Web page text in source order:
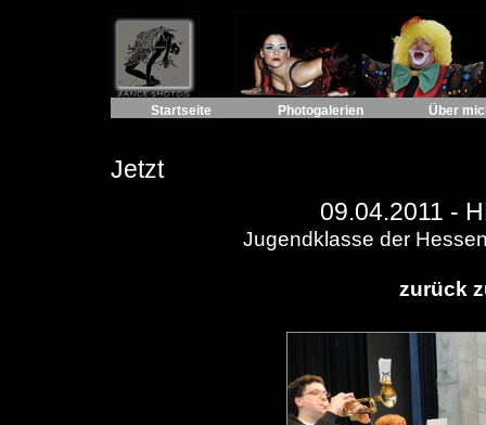
Startseite Photogalerien Über
Jetzt
09.04.2011 -
Jugendklasse der
zurück